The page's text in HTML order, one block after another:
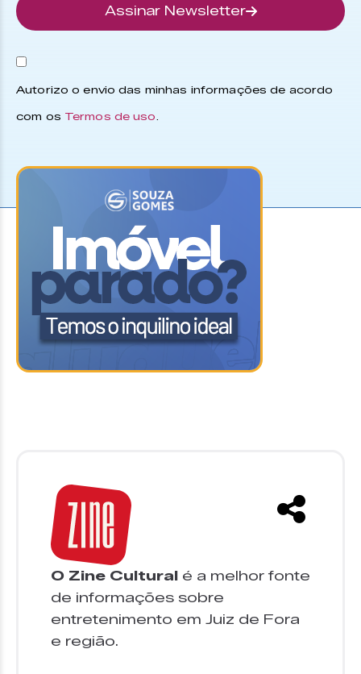
Assinar Newsletter
Autorizo o envio das minhas informações de acordo
com os Termos de uso.
O Zine Cultural é a melhor fonte
de informações sobre
entretenimento em Juiz de Fora
e região.